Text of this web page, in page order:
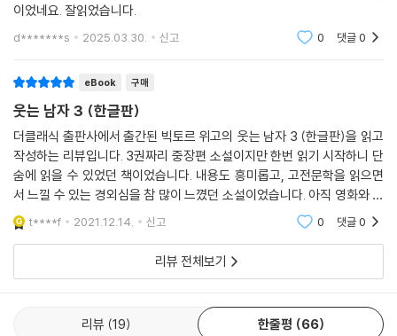
이었네요. 잘읽었습니다.
d*******s 2025.03.30. 신고 0 댓글0
eBook 구매
웃는 남자 3 (한글판)
더클래식 출판사에서 출간된 빅토르 위고의 웃는 남자 3 (한글판)을 읽고
작성하는 리뷰입니다. 3권짜리 중장편 소설이지만 한번 읽기 시작하니 단
숨에 읽을 수 있었던 책이었습니다. 내용도 흥미롭고, 고전문학을 읽으면
서 느낄 수 있는 경외심을 참 많이 느꼈던 소설이었습니다. 아직 영화와 뮤
지컬은 보지 못했지만, 영상미로도 한번 보고싶은 이야기입니다.
t****f 2021.12.14. 신고 0 댓글0
리뷰 전체보기
리뷰 19 한줄평 66